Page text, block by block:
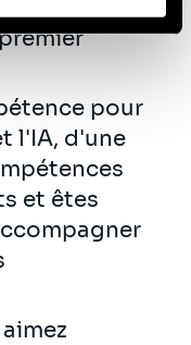
le secteur
pour
l'IA, d'une
et êtes